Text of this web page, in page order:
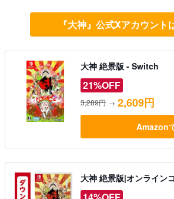
『大神』公式Xアカウント
大神 絶景版 - Switch
21%OFF
3,289円 → 2,609円
Amazon
大神 絶景版|オンライン